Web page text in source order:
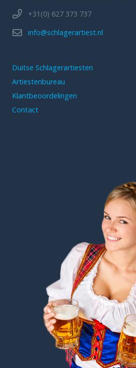
+31(0) 627 373 737
info@schlagerartiest.nl
Duitse Schlagerartiesten
Artiestenbureau
Klantbeoordelingen
Contact